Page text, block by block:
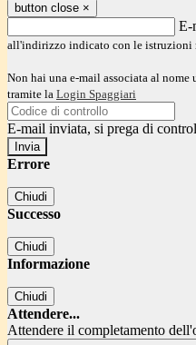
button close ×
E-
all'indirizzo indicato con le istruzioni
Non hai una e-mail associata al
tramite la Login Spaggiari
E-mail inviata, si prega di
Errore
Chiudi
Successo
Chiudi
Informazione
Chiudi
Attendere...
Attendere il completamento